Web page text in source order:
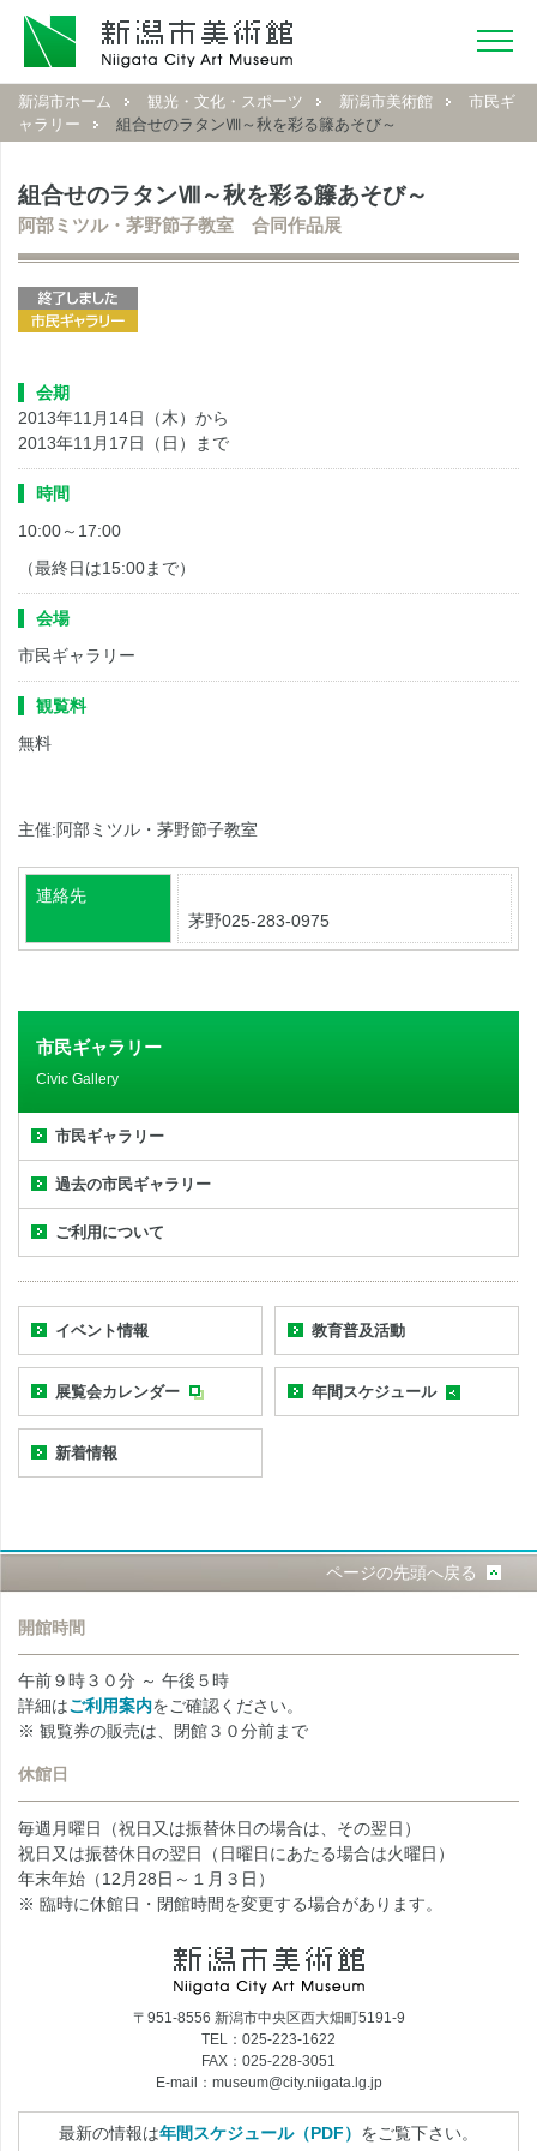
新潟市ホーム 観光・文化・スポーツ 新潟市美術館
市民ギ
ャラリー
組合せのラタンⅧ～秋を彩る籐あそび～
組合せのラタンⅧ～秋を彩る籐あそび～
阿部ミツル・茅野節子教室 合同作品展
会期
2013年11月14日（木）から
2013年11月17日（日）まで
時間
10:00～17:00
（最終日は15:00まで）
会場
市民ギャラリー
観覧料
無料
主催:阿部ミツル・茅野節子教室
連絡先
茅野025-283-0975
市民ギャラリー
Civic Gallery
市民ギャラリー
過去の市民ギャラリー
ご利用について
イベント情報 教育普及活動
展覧会カレンダー 年間スケジュール
新着情報
ページの先頭へ戻る
開館時間
午前９時３０分 ～ 午後５時
詳細はご利用案内をご確認ください。
※ 観覧券の販売は、閉館３０分前まで
休館日
毎週月曜日（祝日又は振替休日の場合は、その翌日）
祝日又は振替休日の翌日（日曜日にあたる場合は火曜日）
年末年始（12月28日～１月３日）
※ 臨時に休館日・閉館時間を変更する場合があります。
〒951-8556 新潟市中央区西大畑町5191-9
TEL：025-223-1622
FAX：025-228-3051
E-mail：museum@city.niigata.lg.jp
最新の情報は年間スケジュール（PDF） をご覧下さい。